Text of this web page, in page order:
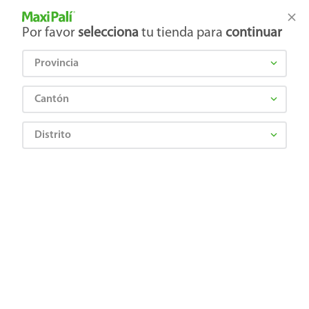
Tienda Maxi Palí
Por favor selecciona tu tienda para continuar
Provincia
Cantón
Distrito